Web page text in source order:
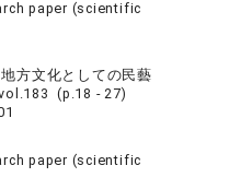
paper (scientific
方文化としての民藝
(p.18 - 27)
paper (scientific